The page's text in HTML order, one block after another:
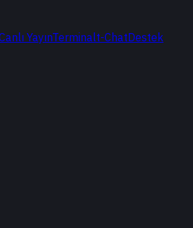
YayınTerminalt-ChatDestek